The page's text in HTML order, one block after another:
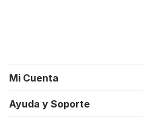
Mi Cuenta
Ayuda y Soporte